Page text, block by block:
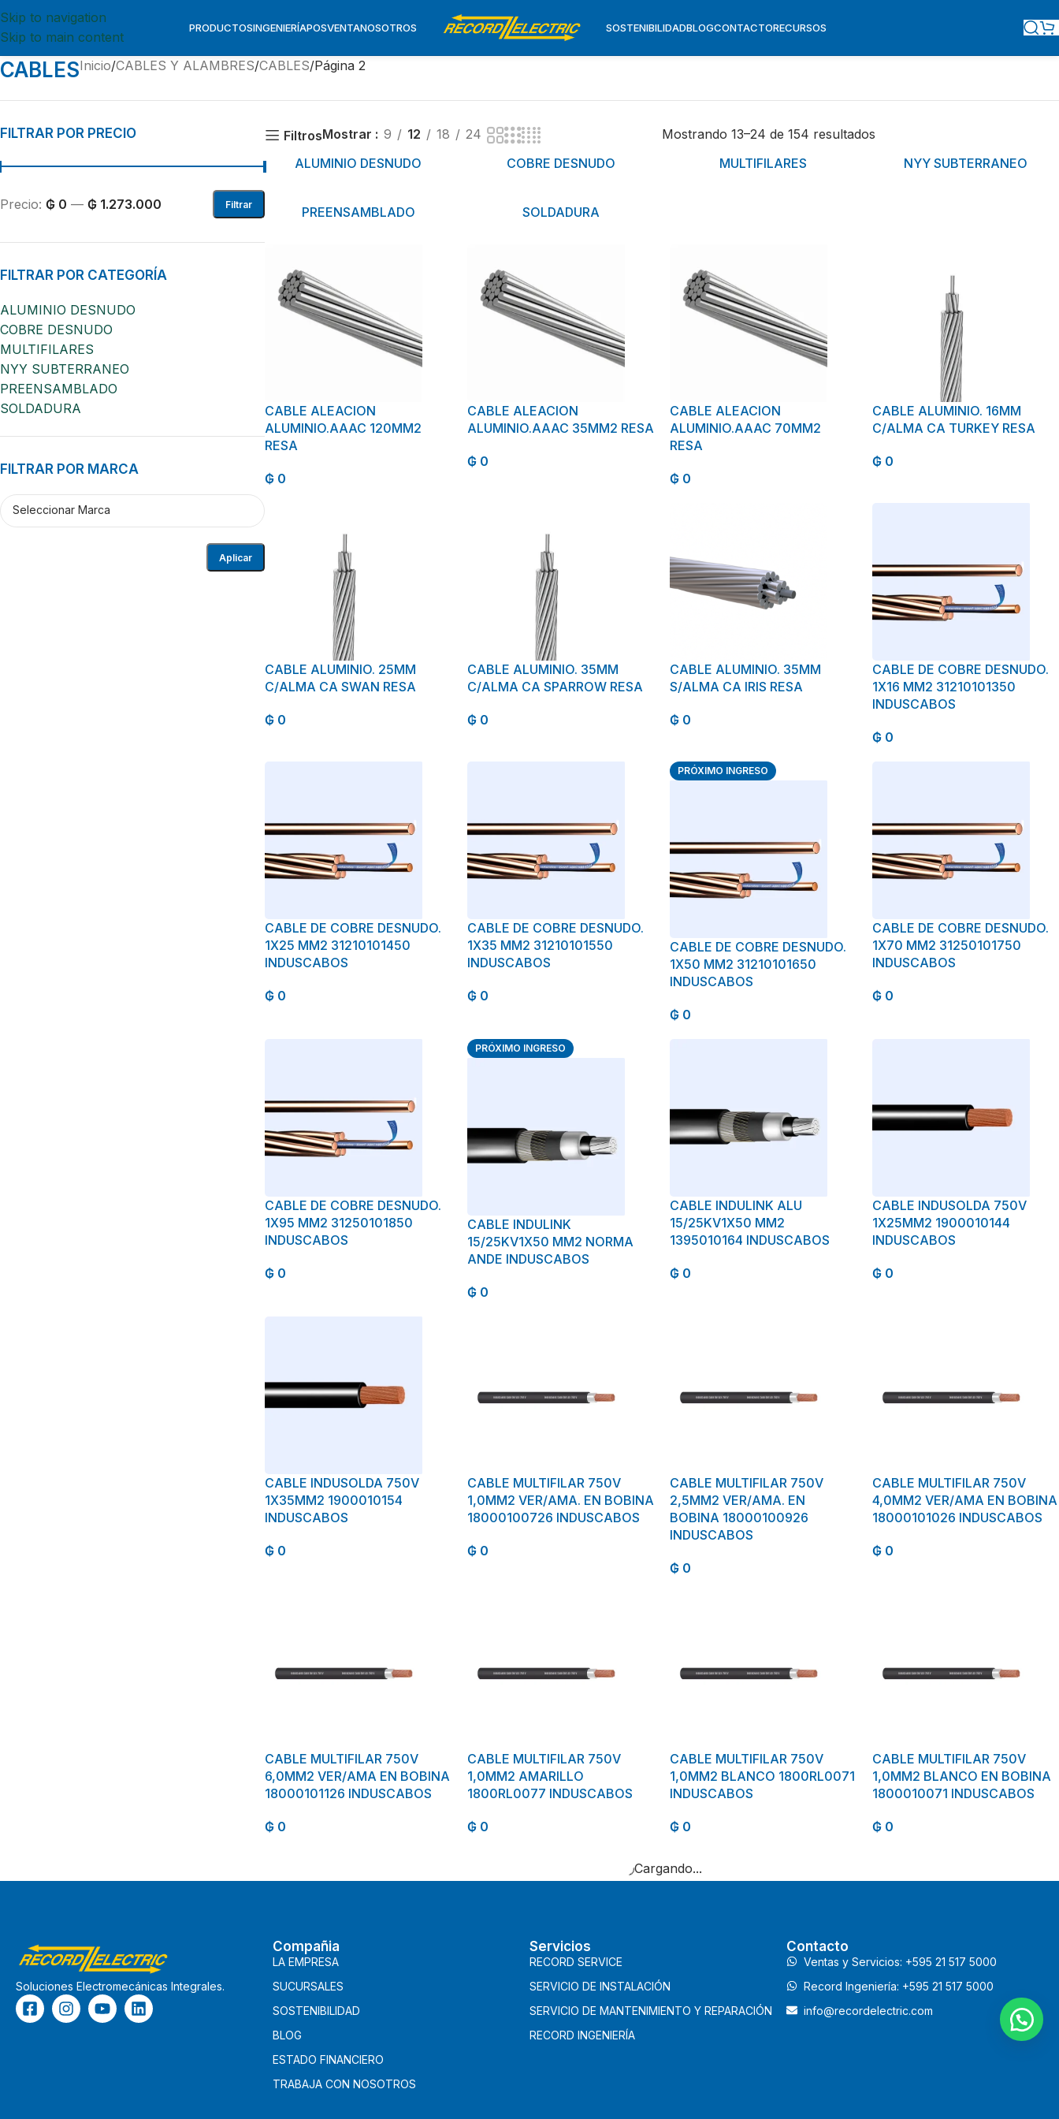
Skip to navigation
Skip to main content
PRODUCTOSINGENIERÍAPOSVENTANOSOTROS SOSTENIBILIDADBLOGCONTACTORECURSOS
CABLESInicio CABLES Y ALAMBRES CABLES Página 2
FILTRAR POR PRECIO
Filtrar
Precio: ₲ 0 — ₲ 1.273.000
FILTRAR POR CATEGORÍA
ALUMINIO DESNUDO
COBRE DESNUDO
MULTIFILARES
NYY SUBTERRANEO
PREENSAMBLADO
SOLDADURA
FILTRAR POR MARCA
Aplicar
FiltrosMostrar 9 12 18 24
Mostrando 13–24 de 154 resultados
ALUMINIO DESNUDO
COBRE DESNUDO MULTIFILARES NYY SUBTERRANEO
PREENSAMBLADO SOLDADURA
CABLE ALEACION
ALUMINIO.AAAC 120MM2
RESA
₲ 0
CABLE ALEACION
ALUMINIO.AAAC 35MM2 RESA
₲ 0
CABLE ALEACION
ALUMINIO.AAAC 70MM2
RESA
₲ 0
CABLE ALUMINIO. 16MM
C/ALMA CA TURKEY RESA
₲ 0
CABLE ALUMINIO. 25MM
C/ALMA CA SWAN RESA
₲ 0
CABLE ALUMINIO. 35MM
C/ALMA CA SPARROW RESA
₲ 0
CABLE ALUMINIO. 35MM
S/ALMA CA IRIS RESA
₲ 0
CABLE DE COBRE DESNUDO.
1X16 MM2 31210101350
INDUSCABOS
₲ 0
CABLE DE COBRE DESNUDO.
1X25 MM2 31210101450
INDUSCABOS
₲ 0
CABLE DE COBRE DESNUDO.
1X35 MM2 31210101550
INDUSCABOS
₲ 0
PRÓXIMO INGRESO
CABLE DE COBRE DESNUDO.
1X50 MM2 31210101650
INDUSCABOS
₲ 0
CABLE DE COBRE DESNUDO.
1X70 MM2 31250101750
INDUSCABOS
₲ 0
CABLE DE COBRE DESNUDO.
1X95 MM2 31250101850
INDUSCABOS
₲ 0
PRÓXIMO INGRESO
CABLE INDULINK
15/25KV1X50 MM2 NORMA
ANDE INDUSCABOS
₲ 0
CABLE INDULINK ALU
15/25KV1X50 MM2
1395010164 INDUSCABOS
₲ 0
CABLE INDUSOLDA 750V
1X25MM2 1900010144
INDUSCABOS
₲ 0
CABLE INDUSOLDA 750V
1X35MM2 1900010154
INDUSCABOS
₲ 0
CABLE MULTIFILAR 750V
1,0MM2 VER/AMA. EN BOBINA
18000100726 INDUSCABOS
₲ 0
CABLE MULTIFILAR 750V
2,5MM2 VER/AMA. EN
BOBINA 18000100926
INDUSCABOS
₲ 0
CABLE MULTIFILAR 750V
4,0MM2 VER/AMA EN BOBINA
18000101026 INDUSCABOS
₲ 0
CABLE MULTIFILAR 750V
6,0MM2 VER/AMA EN BOBINA
18000101126 INDUSCABOS
₲ 0
CABLE MULTIFILAR 750V
1,0MM2 AMARILLO
1800RL0077 INDUSCABOS
₲ 0
CABLE MULTIFILAR 750V
1,0MM2 BLANCO 1800RL0071
INDUSCABOS
₲ 0
CABLE MULTIFILAR 750V
1,0MM2 BLANCO EN BOBINA
1800010071 INDUSCABOS
₲ 0
Cargando...
Soluciones Electromecánicas Integrales.
Compañia
LA EMPRESA
SUCURSALES
SOSTENIBILIDAD
BLOG
ESTADO FINANCIERO
TRABAJA CON NOSOTROS
Servicios
RECORD SERVICE
SERVICIO DE INSTALACIÓN
SERVICIO DE MANTENIMIENTO Y REPARACIÓN
RECORD INGENIERÍA
Contacto
Ventas y Servicios: +595 21 517 5000
Record Ingeniería: +595 21 517 5000
info@recordelectric.com